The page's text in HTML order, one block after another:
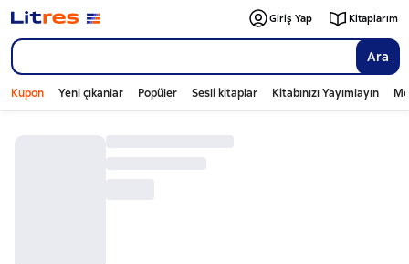
Ara
Giriş Yap Kitaplarım
Kupon Yeni çıkanlar Popüler Sesli kitaplar Kitabınızı Yayımlayın